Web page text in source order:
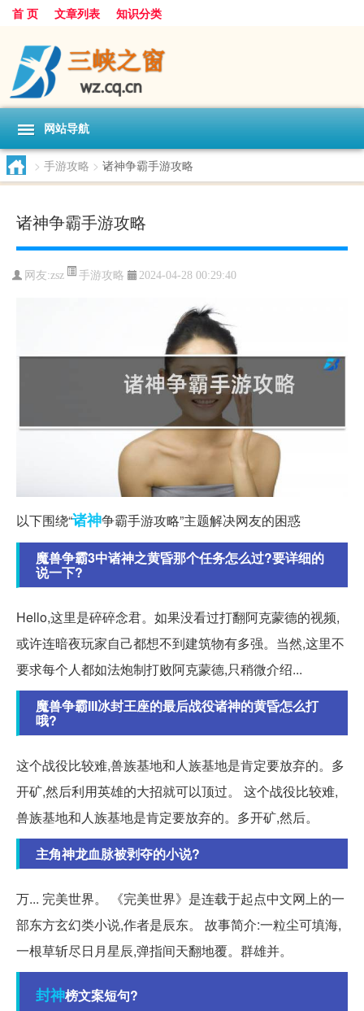
首 页 文章列表 知识分类
网站导航
> 手游攻略 > 诸神争霸手游攻略
诸神争霸手游攻略
网友:zsz 手游攻略 2024-04-28 00:29:40
以下围绕“诸神争霸手游攻略”主题解决网友的困惑
魔兽争霸3中诸神之黄昏那个任务怎么过?要详细的
说一下?
Hello,这里是碎碎念君。如果没看过打翻阿克蒙德的视频,
或许连暗夜玩家自己都想不到建筑物有多强。当然,这里不
要求每个人都如法炮制打败阿克蒙德,只稍微介绍...
魔兽争霸III冰封王座的最后战役诸神的黄昏怎么打
哦?
这个战役比较难,兽族基地和人族基地是肯定要放弃的。多
开矿,然后利用英雄的大招就可以顶过。 这个战役比较难,
兽族基地和人族基地是肯定要放弃的。多开矿,然后。
主角神龙血脉被剥夺的小说?
万... 完美世界。 《完美世界》是连载于起点中文网上的一
部东方玄幻类小说,作者是辰东。 故事简介:一粒尘可填海,
一根草斩尽日月星辰,弹指间天翻地覆。群雄并。
封神榜文案短句?